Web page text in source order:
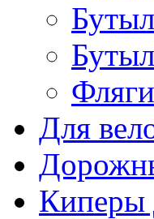
Для
Киперы